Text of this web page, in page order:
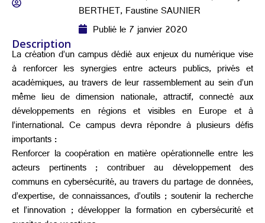
BERTHET, Faustine SAUNIER
Publié le 7 janvier 2020
Description
La création d’un campus dédié aux enjeux du numérique vise
à renforcer les synergies entre acteurs publics, privés et
académiques, au travers de leur rassemblement au sein d’un
même lieu de dimension nationale, attractif, connecté aux
développements en régions et visibles en Europe et à
l’international. Ce campus devra répondre à plusieurs défis
importants :
Renforcer la coopération en matière opérationnelle entre les
acteurs pertinents ; contribuer au développement des
communs en cybersécurité, au travers du partage de données,
d’expertise, de connaissances, d’outils ; soutenir la recherche
et l’innovation ; développer la formation en cybersécurité et